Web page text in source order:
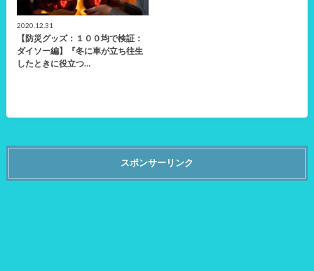
2020.12.31
【防災グッズ：１００均で検証：
ダイソー編】『冬に車が立ち往生
したときに役立つ…
スポンサーリンク